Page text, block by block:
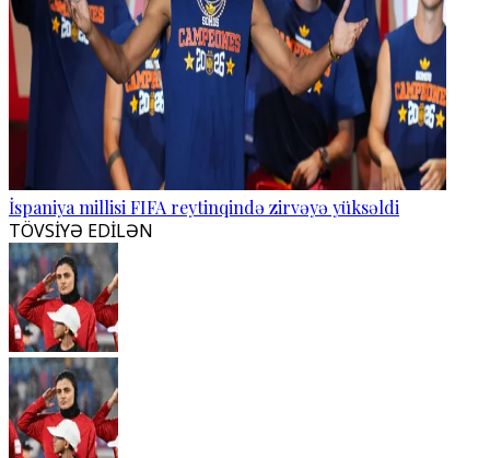
İspaniya millisi FIFA reytinqində zirvəyə yüksəldi
TÖVSİYƏ EDİLƏN